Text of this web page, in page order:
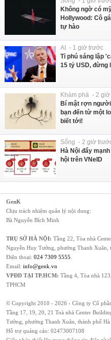
Không ngờ có
Hollywood: Cô
tự hào
AI - 1 giờ trước
Tỉ phú sáng lập
15 tỷ USD, đừng
Khám phá - 2
Bí mật rợn
bạn đến từ một
biết tới!
Sống - 2 giờ
Hà Nội đẩy
hội trên VNeID
GenK
Chịu trách nhiệm quản lý nội dung:
Bà Nguyễn Bích Minh
TRỤ SỞ HÀ NỘI: Tầng 22, Tòa nhà
Nguyễn Huy Tưởng, phường Thanh Xuân,
Điện thoại: 024 7309 5555
Email: info@genk.vn
VPĐD TẠI TP.HCM: Tầng 4, Tòa nhà
TPHCM
© Copyright 2010 - 2026 - Công ty Cổ
Tầng 17, 19, 20, 21 Toà nhà Center
Tưởng, phường Thanh Xuân, thành phố Hà
Hỗ trợ quảng cáo: 02473007108